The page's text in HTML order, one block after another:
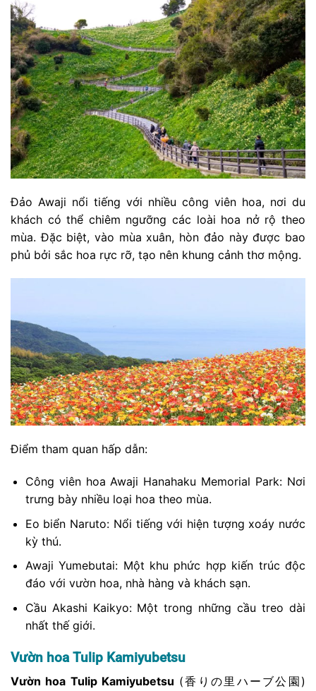
Đảo Awaji nổi tiếng với nhiều công viên hoa, nơi du
khách có thể chiêm ngưỡng các loài hoa nở rộ theo
mùa. Đặc biệt, vào mùa xuân, hòn đảo này được bao
phủ bởi sắc hoa rực rỡ, tạo nên khung cảnh thơ mộng.
Điểm tham quan hấp dẫn:
Công viên hoa Awaji Hanahaku Memorial Park: Nơi
trưng bày nhiều loại hoa theo mùa.
Eo biển Naruto: Nổi tiếng với hiện tượng xoáy nước
kỳ thú.
Awaji Yumebutai: Một khu phức hợp kiến trúc độc
đáo với vườn hoa, nhà hàng và khách sạn.
Cầu Akashi Kaikyo: Một trong những cầu treo dài
nhất thế giới.
Vườn hoa Tulip Kamiyubetsu
Vườn hoa Tulip Kamiyubetsu (香りの里ハーブ公園)